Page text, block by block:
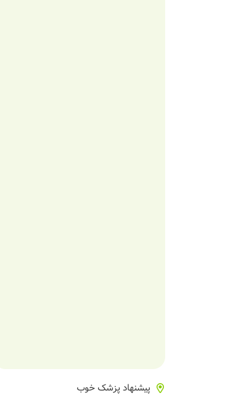
پیشنهاد پزشک خوب